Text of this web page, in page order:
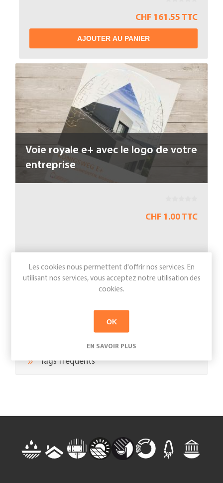
CHF 161.55 TTC
AJOUTER AU PANIER
Voie royale e+ avec le logo de votre
entreprise
CHF 1.00 TTC
Tags fréquents
Les cookies nous permettent d'offrir nos services. En
utilisant nos services, vous acceptez notre utilisation des
cookies.
OK
EN SAVOIR PLUS